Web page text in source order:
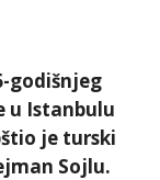
godišnjeg
u Istanbulu
je turski
Sojlu.